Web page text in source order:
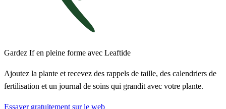
Gardez If en pleine forme avec Leaftide
Ajoutez la plante et recevez des rappels de taille, des calendriers de
fertilisation et un journal de soins qui grandit avec votre plante.
Essayer gratuitement sur le web